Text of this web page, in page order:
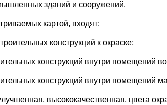
зданий и сооружений.
картой, входят:
конструкций к окраске;
конструкций внутри помещений
конструкций внутри помещений
высококачественная, цвета